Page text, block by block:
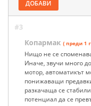
ДОБАВИ
#3
Копармак ( преди 1
Нищо не се
Иначе, звучи много
мотор, автоматикът
понижаващи
разкачаща се
потенциал да се